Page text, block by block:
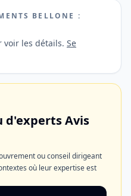
BELLONE :
voir les détails. Se
d'experts Avis
ou conseil dirigeant
où leur expertise est